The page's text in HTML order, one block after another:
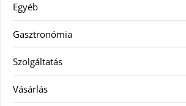
Egyéb
Gasztronómia
Szolgáltatás
Vásárlás